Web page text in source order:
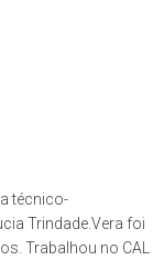
técnico-
Trindade.Vera foi
Trabalhou no CAL